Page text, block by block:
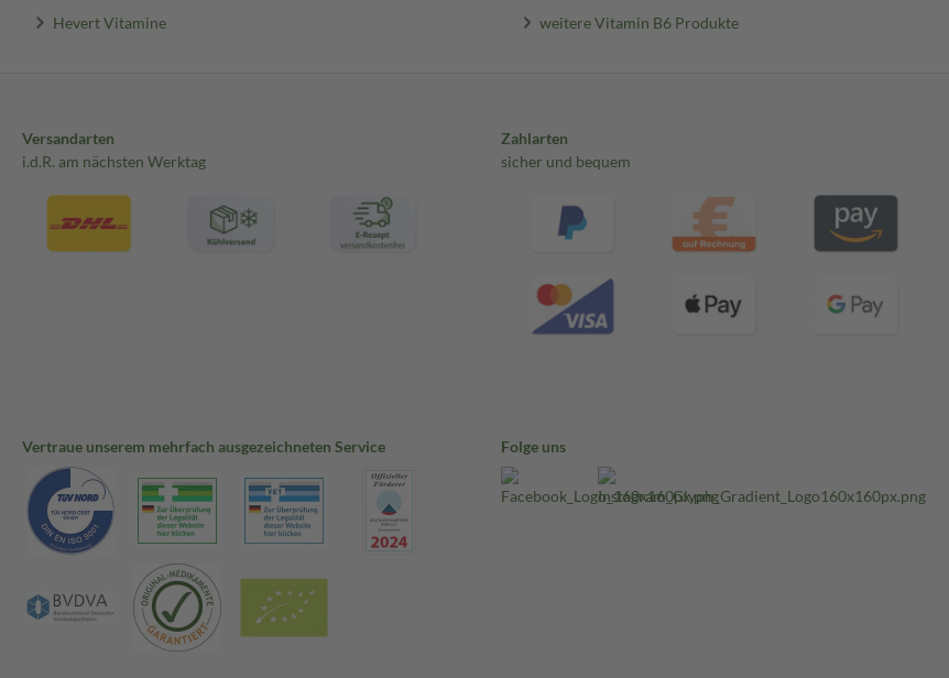
Hevert Vitamine weitere Vitamin B6 Produkte
Versandarten
i.d.R. am nächsten Werktag
Zahlarten
sicher und bequem
Vertraue unserem mehrfach ausgezeichneten Service Folge uns